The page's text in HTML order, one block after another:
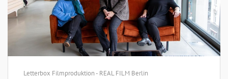
Letterbox Filmproduktion - REAL FILM Berlin